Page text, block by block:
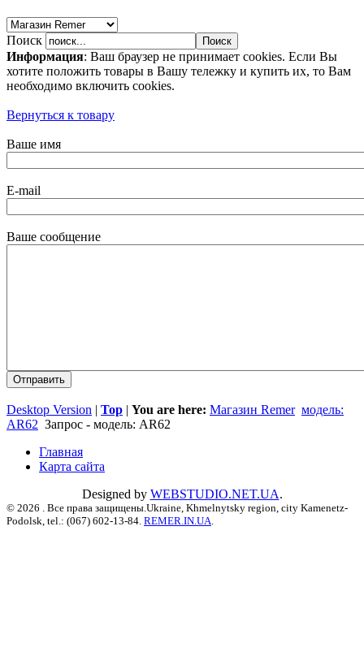
Поиск
Информация: Ваш браузер не принимает cookies. Если Вы
хотите положить товары в Вашу тележку и купить их, то Вам
необходимо включить cookies.
Вернуться к товару
Ваше имя
E-mail
Ваше сообщение
Desktop Version | Top | You are here: Магазин Remer модель:
AR62 Запрос - модель: AR62
Главная
Карта сайта
Designed by WEBSTUDIO.NET.UA.
© 2026 . Все права защищены.Ukraine, Khmelnytsky region, city Kamenetz-
Podolsk, tel.: (067) 602-13-84. REMER.IN.UA.